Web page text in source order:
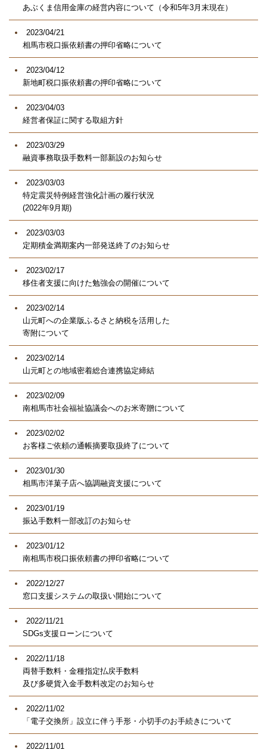
あぶくま信用金庫の経営内容について（令和5年3月末現在）
2023/04/21
相馬市税口振依頼書の押印省略について
2023/04/12
新地町税口振依頼書の押印省略について
2023/04/03
経営者保証に関する取組方針
2023/03/29
融資事務取扱手数料一部新設のお知らせ
2023/03/03
特定震災特例経営強化計画の履行状況
(2022年9月期)
2023/03/03
定期積金満期案内一部発送終了のお知らせ
2023/02/17
移住者支援に向けた勉強会の開催について
2023/02/14
山元町への企業版ふるさと納税を活用した
寄附について
2023/02/14
山元町との地域密着総合連携協定締結
2023/02/09
南相馬市社会福祉協議会へのお米寄贈について
2023/02/02
お客様ご依頼の通帳摘要取扱終了について
2023/01/30
相馬市洋菓子店へ協調融資支援について
2023/01/19
振込手数料一部改訂のお知らせ
2023/01/12
南相馬市税口振依頼書の押印省略について
2022/12/27
窓口支援システムの取扱い開始について
2022/11/21
SDGs支援ローンについて
2022/11/18
両替手数料・金種指定払戻手数料
及び多硬貨入金手数料改定のお知らせ
2022/11/02
「電子交換所」設立に伴う手形・小切手のお手続きについて
2022/11/01